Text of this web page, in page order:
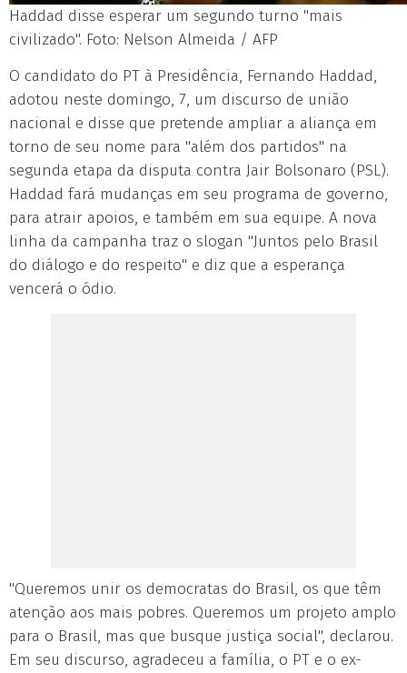
Haddad disse esperar um segundo turno "mais
civilizado". Foto: Nelson Almeida / AFP
O candidato do PT à Presidência, Fernando Haddad,
adotou neste domingo, 7, um discurso de união
nacional e disse que pretende ampliar a aliança em
torno de seu nome para "além dos partidos" na
segunda etapa da disputa contra Jair Bolsonaro (PSL).
Haddad fará mudanças em seu programa de governo,
para atrair apoios, e também em sua equipe. A nova
linha da campanha traz o slogan "Juntos pelo Brasil
do diálogo e do respeito" e diz que a esperança
vencerá o ódio.
"Queremos unir os democratas do Brasil, os que têm
atenção aos mais pobres. Queremos um projeto amplo
para o Brasil, mas que busque justiça social", declarou.
Em seu discurso, agradeceu a família, o PT e o ex-